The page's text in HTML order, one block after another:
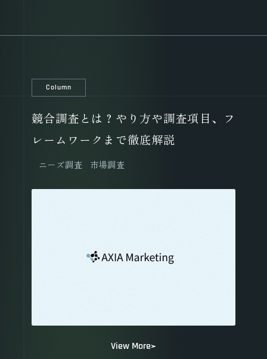
Column
競合調査とは？やり方や調査項目、フ
レームワークまで徹底解説
View More
ニーズ調査 市場調査